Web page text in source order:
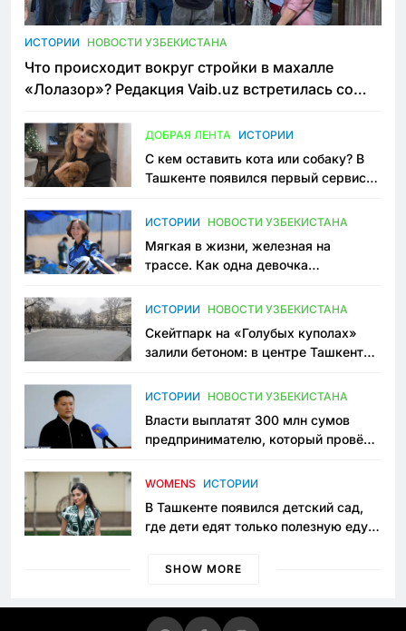
ИСТОРИИ НОВОСТИ УЗБЕКИСТАНА
Что происходит вокруг стройки в махалле
«Лолазор»? Редакция Vaib.uz встретилась со
ДОБРАЯ ЛЕНТА ИСТОРИИ
С кем оставить кота или собаку? В
Ташкенте появился первый сервис
ИСТОРИИ НОВОСТИ УЗБЕКИСТАНА
Мягкая в жизни, железная на
трассе. Как одна девочка
Узбекистане
ИСТОРИИ НОВОСТИ УЗБЕКИСТАНА
Скейтпарк на «Голубых куполах»
залили бетоном: в центре Ташкента
пространство
ИСТОРИИ НОВОСТИ УЗБЕКИСТАНА
Власти выплатят 300 млн сумов
предпринимателю, который провёл
приговору
WOMENS ИСТОРИИ
В Ташкенте появился детский сад,
где дети едят только полезную еду.
просить «кашу без сахара»
SHOW MORE